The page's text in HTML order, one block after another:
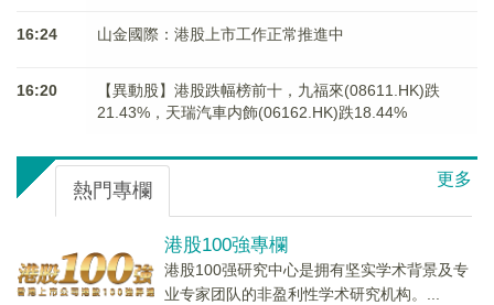
16:24 山金國際：港股上市工作正常推進中
16:20
【異動股】港股跌幅榜前十，九福來(08611.HK)跌
21.43%，天瑞汽車内飾(06162.HK)跌18.44%
更多
熱門專欄
港股100強專欄
港股100强研究中心是拥有坚实学术背景及专
业专家团队的非盈利性学术研究机构。...